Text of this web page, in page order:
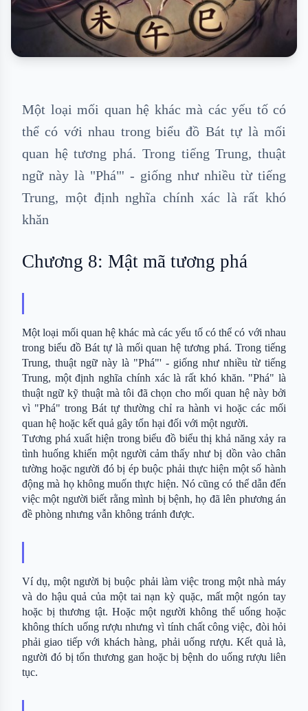
Một loại mối quan hệ khác mà các yếu tố có
thể có với nhau trong biểu đồ Bát tự là mối
quan hệ tương phá. Trong tiếng Trung, thuật
ngữ này là "Phá"' - giống như nhiều từ tiếng
Trung, một định nghĩa chính xác là rất khó
khăn
Chương 8: Mật mã tương phá
Một loại mối quan hệ khác mà các yếu tố có thể có với nhau
trong biểu đồ Bát tự là mối quan hệ tương phá. Trong tiếng
Trung, thuật ngữ này là "Phá"' - giống như nhiều từ tiếng
Trung, một định nghĩa chính xác là rất khó khăn. "Phá" là
thuật ngữ kỹ thuật mà tôi đã chọn cho mối quan hệ này bởi
vì "Phá" trong Bát tự thường chỉ ra hành vi hoặc các mối
quan hệ hoặc kết quả gây tổn hại đối với một người.
Tương phá xuất hiện trong biểu đồ biểu thị khả năng xảy ra
tình huống khiến một người cảm thấy như bị dồn vào chân
tường hoặc người đó bị ép buộc phải thực hiện một số hành
động mà họ không muốn thực hiện. Nó cũng có thể dẫn đến
việc một người biết rằng mình bị bệnh, họ đã lên phương án
đề phòng nhưng vẫn không tránh được.
Ví dụ, một người bị buộc phải làm việc trong một nhà máy
và do hậu quả của một tai nạn kỳ quặc, mất một ngón tay
hoặc bị thương tật. Hoặc một người không thể uống hoặc
không thích uống rượu nhưng vì tính chất công việc, đòi hỏi
phải giao tiếp với khách hàng, phải uống rượu. Kết quả là,
người đó bị tổn thương gan hoặc bị bệnh do uống rượu liên
tục.